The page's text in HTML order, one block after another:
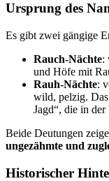
Ursprung des
Es gibt zwei gängige
Rauch-Nächte:
und Höfe mit
Rauh-Nächte:
wild, pelzig.
Jagd“, die in
Beide Deutungen
ungezähmte und
Historischer